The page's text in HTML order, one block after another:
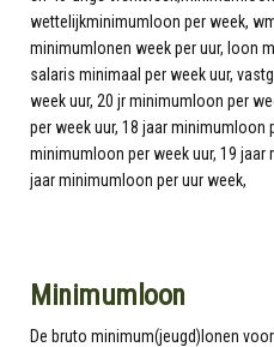
Minimumloon
De bruto minimum(jeugd)lonen